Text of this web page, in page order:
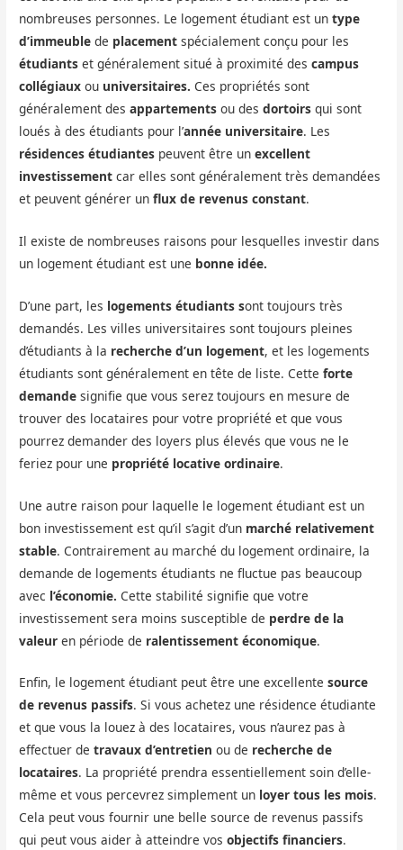
nombreuses personnes. Le logement étudiant est untype
d’immeuble de placement spécialement conçu pour les
étudiants et généralement situé à proximité des campus
collégiaux ou universitaires. Ces propriétés sont
généralement desappartements ou desdortoirs qui sont
loués à des étudiants pour l’année universitaire. Les
résidences étudiantes peuvent être unexcellent
investissement car elles sont généralement très demandées
et peuvent générer unflux de revenus constant.
Il existe de nombreuses raisons pour lesquelles investir dans
un logement étudiant est une bonne idée.
D’une part, les logements étudiants sont toujours très
demandés. Les villes universitaires sont toujours pleines
d’étudiants à la recherche d’un logement, et les logements
étudiants sont généralement en tête de liste. Cette forte
demande signifie que vous serez toujours en mesure de
trouver des locataires pour votre propriété et que vous
pourrez demander des loyers plus élevés que vous ne le
feriez pour une propriété locative ordinaire.
Une autre raison pour laquelle le logement étudiant est un
bon investissement est qu’il s’agit d’un marché relativement
stable. Contrairement au marché du logement ordinaire, la
demande de logements étudiants ne fluctue pas beaucoup
avec l’économie. Cette stabilité signifie que votre
investissement sera moins susceptible de perdre de la
valeur en période de ralentissement économique.
Enfin, le logement étudiant peut être une excellentesource
de revenus passifs. Si vous achetez une résidence étudiante
et que vous la louez à des locataires, vous n’aurez pas à
effectuer detravaux d’entretien ou de recherche de
locataires. La propriété prendra essentiellement soin d’elle-
même et vous percevrez simplement un loyer tous les mois.
Cela peut vous fournir une belle source de revenus passifs
qui peut vous aider à atteindre vosobjectifs financiers.